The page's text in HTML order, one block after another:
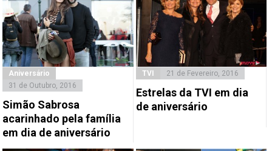
Aniversário
31 de Outubro, 2016
Simão Sabrosa
acarinhado pela família
em dia de aniversário
TVI 21 de Fevereiro, 2016
Estrelas da TVI em dia
de aniversário